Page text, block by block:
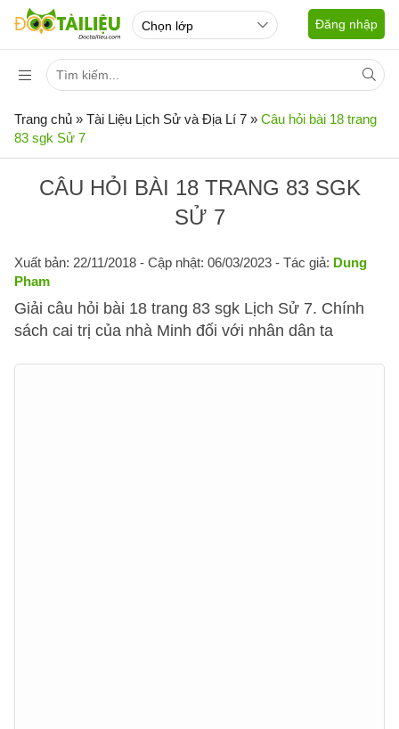
Đăng nhập
Trang chủ » Tài Liệu Lịch Sử và Địa Lí 7 » Câu hỏi bài 18 trang
83 sgk Sử 7
CÂU HỎI BÀI 18 TRANG 83 SGK
SỬ 7
Xuất bản: 22/11/2018 - Cập nhật: 06/03/2023 - Tác giả: Dung
Pham
Giải câu hỏi bài 18 trang 83 sgk Lịch Sử 7. Chính
sách cai trị của nhà Minh đối với nhân dân ta